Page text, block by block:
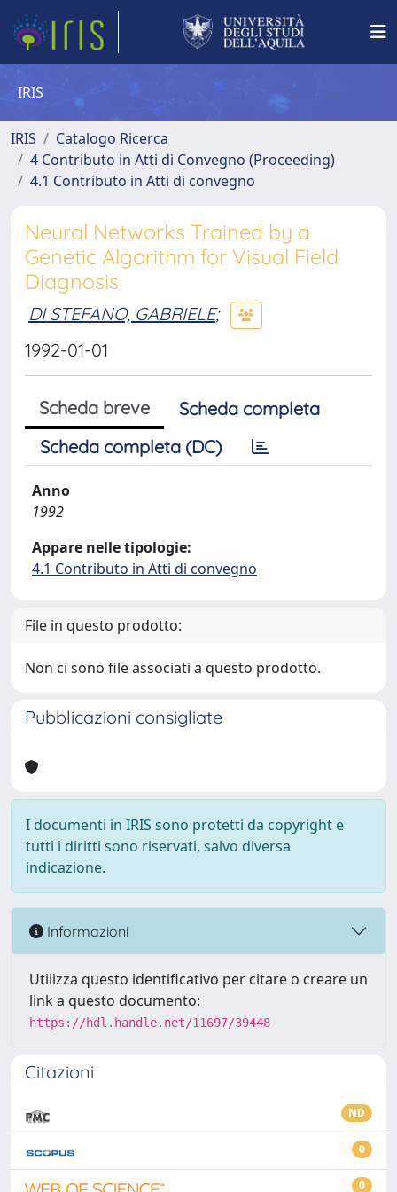
IRIS
IRIS
Catalogo Ricerca
4 Contributo in Atti di Convegno (Proceeding)
4.1 Contributo in Atti di convegno
Neural Networks Trained by a
Genetic Algorithm for Visual Field
Diagnosis
DI STEFANO, GABRIELE;
1992-01-01
Scheda breve
Scheda completa
Scheda completa (DC)
Anno
1992
Appare nelle tipologie:
4.1 Contributo in Atti di convegno
File in questo prodotto:
Non ci sono file associati a questo prodotto.
Pubblicazioni consigliate
I documenti in IRIS sono protetti da copyright e
tutti i diritti sono riservati, salvo diversa
indicazione.
Informazioni
Utilizza questo identificativo per citare o creare un
link a questo documento:
https://hdl.handle.net/11697/39448
Citazioni
ND
0
0